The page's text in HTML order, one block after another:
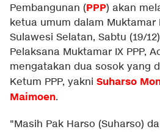
Pembangunan (PPP) akan
ketua umum dalam Muktamar
Sulawesi Selatan, Sabtu (19/
Pelaksana Muktamar IX PPP,
mengatakan dua sosok yang
Ketum PPP, yakni Suharso
Maimoen.
"Masih Pak Harso (Suharso)